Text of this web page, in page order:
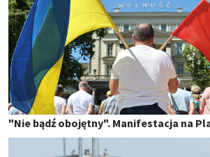
"Nie bądź obojętny". Manifestacja na